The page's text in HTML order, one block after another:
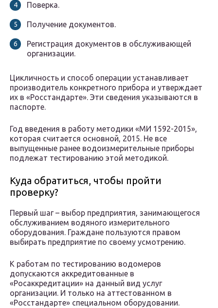
Поверка.
Получение документов.
Регистрация документов в обслуживающей
организации.
Цикличность и способ операции устанавливает
производитель конкретного прибора и утверждает
их в «Росстандарте». Эти сведения указываются в
паспорте.
Год введения в работу методики «МИ 1592-2015»,
которая считается основной, 2015. Не все
выпущенные ранее водоизмерительные приборы
подлежат тестированию этой методикой.
Куда обратиться, чтобы пройти
проверку?
Первый шаг – выбор предприятия, занимающегося
обслуживанием водяного измерительного
оборудования. Граждане пользуются правом
выбирать предприятие по своему усмотрению.
К работам по тестированию водомеров
допускаются аккредитованные в
«Росаккредитации» на данный вид услуг
организации. И только на аттестованном в
«Росстандарте» специальном оборудовании.